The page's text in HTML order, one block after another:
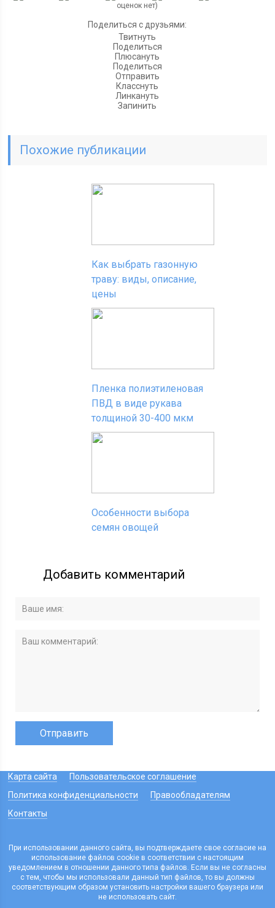
оценок нет)
Поделиться с друзьями:
Твитнуть
Поделиться
Плюсануть
Поделиться
Отправить
Класснуть
Линкануть
Запинить
Похожие публикации
Как выбрать газонную
траву: виды, описание,
цены
Пленка полиэтиленовая
ПВД в виде рукава
толщиной 30-400 мкм
Особенности выбора
семян овощей
Добавить комментарий
Карта сайта
Пользовательское соглашение
Политика конфиденциальности
Правообладателям
Контакты
При использовании данного сайта, вы подтверждаете свое согласие на
использование файлов cookie в соответствии с настоящим
уведомлением в отношении данного типа файлов. Если вы не согласны
с тем, чтобы мы использовали данный тип файлов, то вы должны
соответствующим образом установить настройки вашего браузера или
не использовать сайт.